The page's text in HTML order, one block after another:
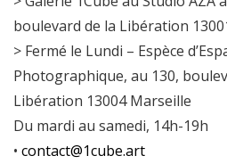
boulevard de la Libération
> Fermé le Lundi – Espèce
Photographique, au 130,
Libération 13004 Marseille
Du mardi au samedi, 14h-19h
• contact@1cube.art